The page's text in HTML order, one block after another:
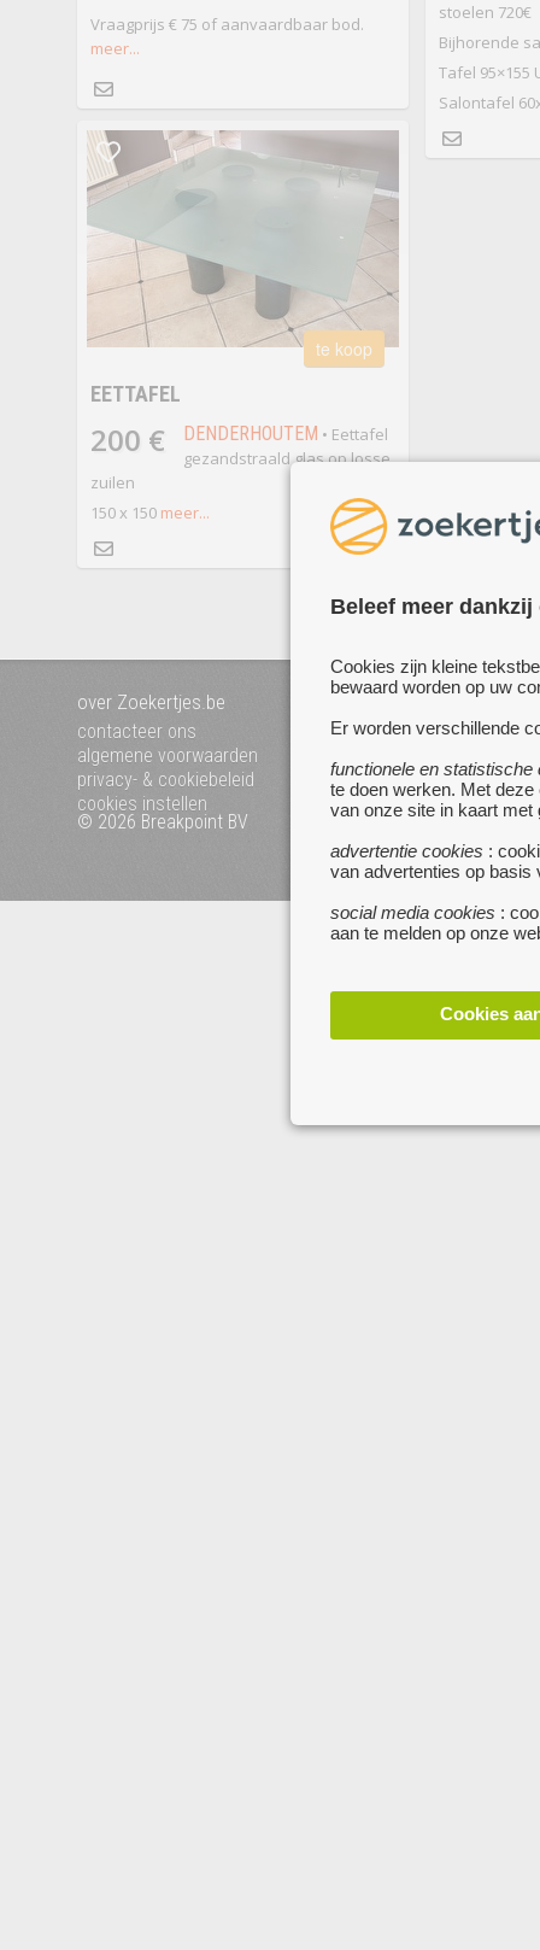
Beleef meer
Cookies zijn kleine
bewaard worden op uw
Er worden verschillende
functionele en statistische
te doen werken. Met
van onze site in kaart met
advertentie cookies :
van advertenties op basis
social media cookies :
aan te melden op onze
Cookies
Vraagprijs € 75 of aanvaardbaar bod.
meer...
stoelen 720€
Bijhorende
Tafel 95×155
Salontafel
te koop
EETTAFEL
200 € DENDERHOUTEM • Eettafel
gezandstraald glas op losse
zuilen
150 x 150 meer...
over Zoekertjes.be
contacteer ons
algemene voorwaarden
privacy- & cookiebeleid
cookies instellen
voeg uw zoekertje toe
mijn zoekertjes
© 2026 Breakpoint BV
Bezoek ook eens onze
websites :
www.startpagina.be
www.koken.be